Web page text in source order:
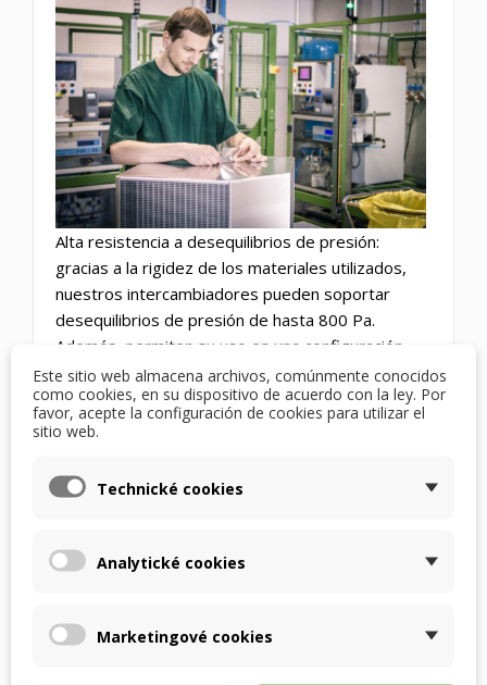
Alta resistencia a desequilibrios de presión:
gracias a la rigidez de los materiales utilizados,
nuestros intercambiadores pueden soportar
desequilibrios de presión de hasta 800 Pa.
Además, permiten su uso en una configuración
donde un ventilador de la unidad aspira y el otro
expulsa.
Alta selectividad: Nuestra membrana es
vapor de agua, ningún otro gas. La selectividad se
Fácil sustitución en instalaciones existentes:
fácilmente el intercambiador de calor de la unidad
Este sitio web almacena archivos, comúnmente conocidos
como cookies, en su dispositivo de acuerdo con la ley. Por
favor, acepte la configuración de cookies para utilizar el
sitio web.
Technické cookies
Analytické cookies
Marketingové cookies